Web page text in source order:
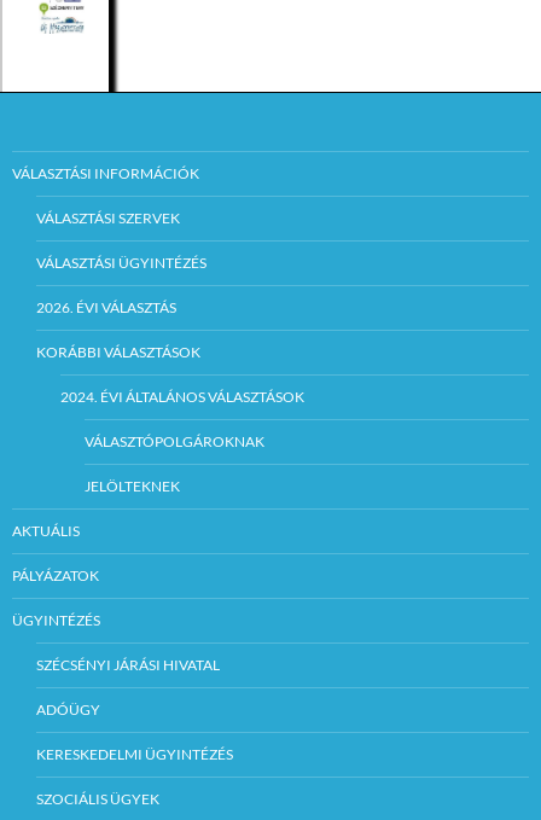
VÁLASZTÁSI INFORMÁCIÓK
VÁLASZTÁSI SZERVEK
VÁLASZTÁSI ÜGYINTÉZÉS
2026. ÉVI VÁLASZTÁS
KORÁBBI VÁLASZTÁSOK
2024. ÉVI ÁLTALÁNOS VÁLASZTÁSOK
VÁLASZTÓPOLGÁROKNAK
JELÖLTEKNEK
AKTUÁLIS
PÁLYÁZATOK
ÜGYINTÉZÉS
SZÉCSÉNYI JÁRÁSI HIVATAL
ADÓÜGY
KERESKEDELMI ÜGYINTÉZÉS
SZOCIÁLIS ÜGYEK